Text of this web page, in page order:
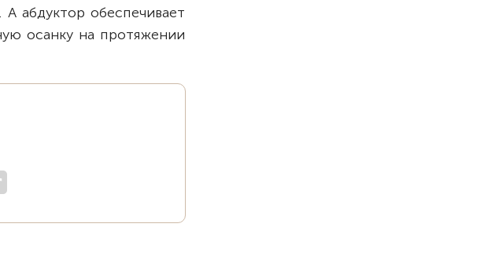
абдуктор обеспечивает
осанку на протяжении